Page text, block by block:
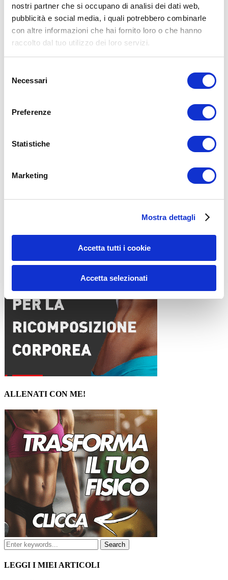
nostri partner che si occupano di analisi dei dati web,
pubblicità e social media, i quali potrebbero combinarle
con altre informazioni che hai fornito loro o che hanno
raccolto dal tuo utilizzo dei loro servizi.
delNecessari
Preferenze
Statistiche
Marketing
Mostra dettagli
Accetta tutti i cookie
Accetta selezionati
Allenamento Calisthenics
gluteistretching
Email*
15WORKOUT SCARICA ORA
ALLENATI CON ME!
LEGGI I MIEI ARTICOLI